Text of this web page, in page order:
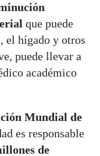
que puede
el hígado y otros
puede llevar a
académico
Mundial de
es responsable
de